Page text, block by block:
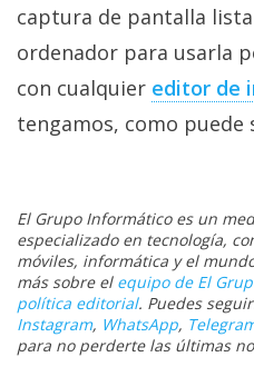
captura de pantalla
ordenador para usarla
con cualquier editor de
tengamos, como puede
El Grupo Informático es un
especializado en tecnología,
móviles, informática y el
más sobre el equipo de El
política editorial. Puedes
Instagram, WhatsApp,
para no perderte las últimas